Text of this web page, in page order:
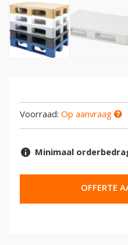
Voorraad:Op aanvraag
Minimaal
OFFERTE